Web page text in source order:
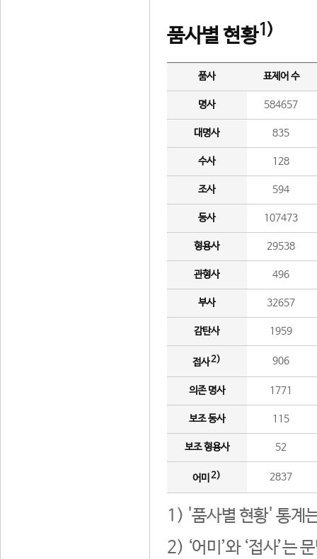
품사별 현황1)
품사 표제어 수
명사 584657
대명사 835
수사 128
조사 594
동사 107473
형용사 29538
관형사 496
부사 32657
감탄사 1959
접사2) 906
의존 명사 1771
보조 동사 115
보조 형용사 52
어미 2) 2837
1) '품사별 현황' 통계
2) ‘어미’와 ‘접사’는